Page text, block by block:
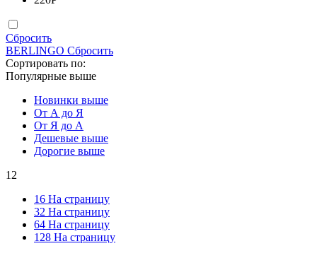
Сбросить
BERLINGO Сбросить
Сортировать по:
Популярные выше
Новинки выше
От А до Я
От Я до А
Дешевые выше
Дорогие выше
12
16 На страницу
32 На страницу
64 На страницу
128 На страницу